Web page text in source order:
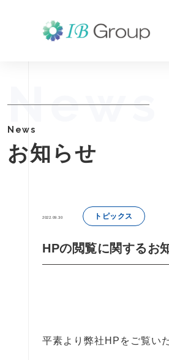
News
News
お知らせ
2022.09.30 トピックス
HPの閲覧に関するお
平素より弊社HPをご覧い